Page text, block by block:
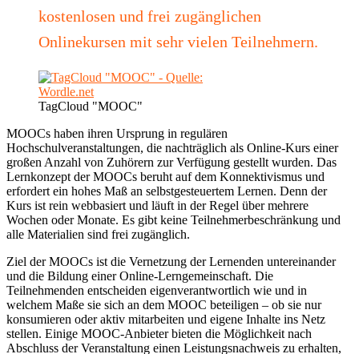
kostenlosen und frei zugänglichen
Onlinekursen mit sehr vielen Teilnehmern.
TagCloud "MOOC"
MOOCs haben ihren Ursprung in regulären
Hochschulveranstaltungen, die nachträglich als Online-Kurs einer
großen Anzahl von Zuhörern zur Verfügung gestellt wurden. Das
Lernkonzept der MOOCs beruht auf dem Konnektivismus und
erfordert ein hohes Maß an selbstgesteuertem Lernen. Denn der
Kurs ist rein webbasiert und läuft in der Regel über mehrere
Wochen oder Monate. Es gibt keine Teilnehmerbeschränkung und
alle Materialien sind frei zugänglich.
Ziel der MOOCs ist die Vernetzung der Lernenden untereinander
und die Bildung einer Online-Lerngemeinschaft. Die
Teilnehmenden entscheiden eigenverantwortlich wie und in
welchem Maße sie sich an dem MOOC beteiligen – ob sie nur
konsumieren oder aktiv mitarbeiten und eigene Inhalte ins Netz
stellen. Einige MOOC-Anbieter bieten die Möglichkeit nach
Abschluss der Veranstaltung einen Leistungsnachweis zu erhalten,